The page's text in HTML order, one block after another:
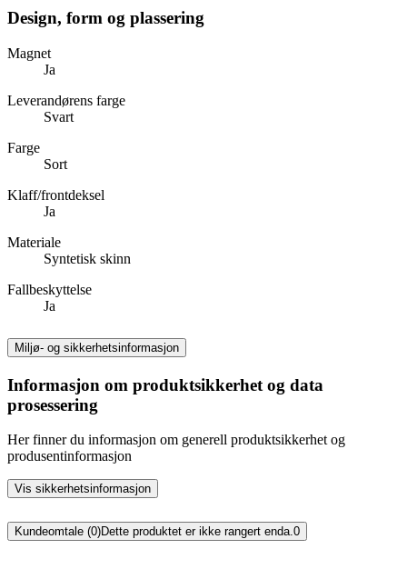
Design, form og plassering
Magnet
Ja
Leverandørens farge
Svart
Farge
Sort
Klaff/frontdeksel
Ja
Materiale
Syntetisk skinn
Fallbeskyttelse
Ja
Miljø- og sikkerhetsinformasjon
Informasjon om produktsikkerhet og data
prosessering
Her finner du informasjon om generell produktsikkerhet og
produsentinformasjon
Vis sikkerhetsinformasjon
Kundeomtale (0)Dette produktet er ikke rangert enda.0